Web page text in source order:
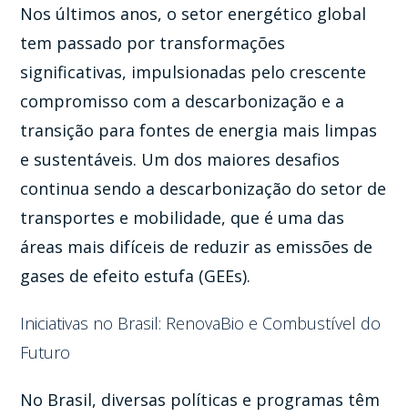
Nos últimos anos, o setor energético global
tem passado por transformações
significativas, impulsionadas pelo crescente
compromisso com a descarbonização e a
transição para fontes de energia mais limpas
e sustentáveis. Um dos maiores desafios
continua sendo a descarbonização do setor de
transportes e mobilidade, que é uma das
áreas mais difíceis de reduzir as emissões de
gases de efeito estufa (GEEs).
Iniciativas no Brasil: RenovaBio e Combustível do
Futuro
No Brasil, diversas políticas e programas têm